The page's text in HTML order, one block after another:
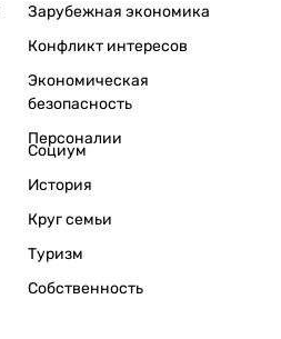
Зарубежная экономика
Конфликт интересов
Экономическая
безопасность
Персоналии
Социум
История
Круг семьи
Туризм
Собственность